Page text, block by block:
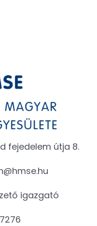
fejedelem útja 8.
igazgató